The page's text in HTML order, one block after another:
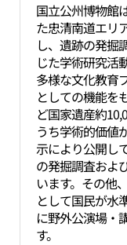
国立公州博物館
た忠清南道エリ
し、遺跡の発掘
じた学術研究活
多様な文化教育
としての機能を
ど国家遺産約
うち学術的価値
示により公開し
の発掘調査およ
います。その他
として国民が水
に野外公演場・
す。